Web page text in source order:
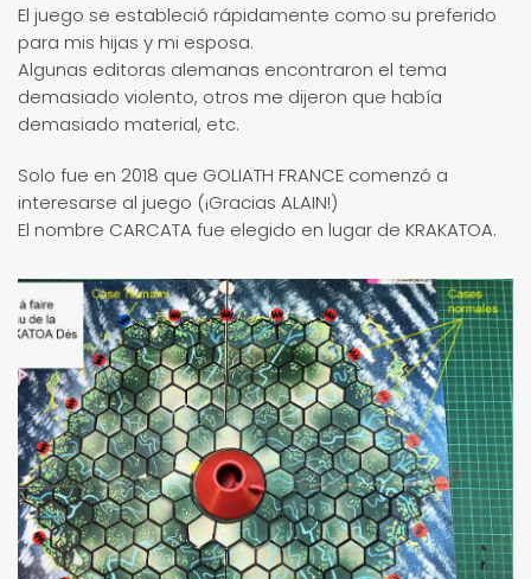
El juego se estableció rápidamente como su preferido
para mis hijas y mi esposa.
Algunas editoras alemanas encontraron el tema
demasiado violento, otros me dijeron que había
demasiado material, etc.
Solo fue en 2018 que GOLIATH FRANCE comenzó a
interesarse al juego (¡Gracias ALAIN!)
El nombre CARCATA fue elegido en lugar de KRAKATOA.